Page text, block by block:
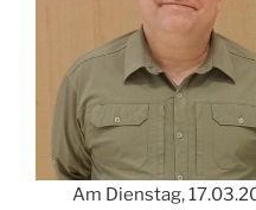
Am Dienstag,